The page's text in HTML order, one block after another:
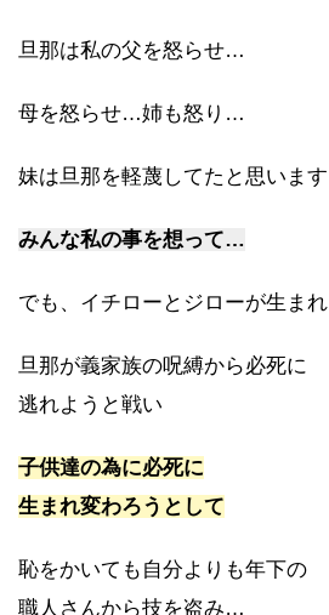
旦那は私の父を怒らせ…
母を怒らせ…姉も怒り…
妹は旦那を軽蔑してたと思います
みんな私の事を想って…
でも、イチローとジローが生まれ
旦那が義家族の呪縛から必死に
逃れようと戦い
子供達の為に必死に
生まれ変わろうとして
恥をかいても自分よりも年下の
職人さんから技を盗み…